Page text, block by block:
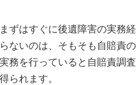
ずはすぐに後遺障害の実務
ないのは、そもそも自賠責
務を行っていると自賠責調
られます。